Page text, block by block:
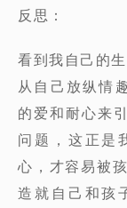
反思：
看到我自己的
从自己放纵情
的爱和耐心来
问题，这正是
心，才容易被
造就自己和孩